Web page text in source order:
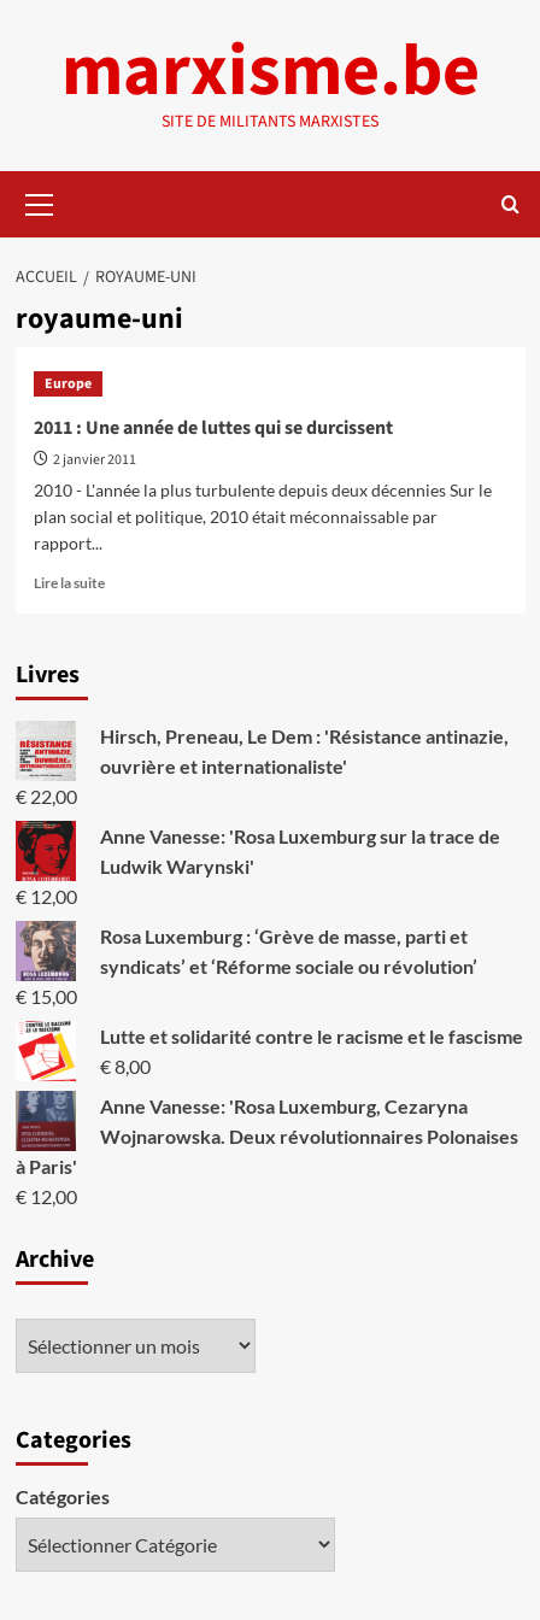
marxisme.be
SITE DE MILITANTS MARXISTES
principal
ACCUEIL ROYAUME-UNI
royaume-uni
Europe
2011 : Une année de luttes qui se durcissent
2 janvier 2011
2010 - L'année la plus turbulente depuis deux décennies Sur le
plan social et politique, 2010 était méconnaissable par
rapport...
Lire la suiteEn
année
de
se
Livres
Hirsch, Preneau, Le Dem : 'Résistance antinazie,
ouvrière et internationaliste'
€22,00
Anne Vanesse: 'Rosa Luxemburg sur la trace de
Ludwik Warynski'
€12,00
Rosa Luxemburg : ‘Grève de masse, parti et
syndicats’ et ‘Réforme sociale ou révolution’
€15,00
Lutte et solidarité contre le racisme et le fascisme
€8,00
Anne Vanesse: 'Rosa Luxemburg, Cezaryna
Wojnarowska. Deux révolutionnaires Polonaises
à Paris'
€12,00
Archive
Categories
Catégories